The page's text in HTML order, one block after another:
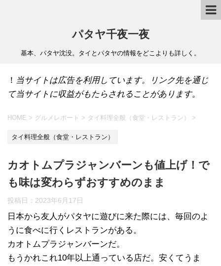
パタヤ千夜一夜
基本、パタヤ沈没。タイとパタヤの情報をどこよりも詳しく。
！ 当サイトは広告を利用しています。リンク先を通じ
て当サイトに収益がもたらされることがあります。
HOME > グルメレポート > タイ料理全般（食堂・レストラン） >
タイ料理全般（食堂・レストラン）
カオトムプラジャンバーンも値上げ！で
も味は変わらずおすすめのまま
投稿日： 2023年6月17日
日本から友人がパタヤに遊びに来た際には、毎回のよ
うに食べに行くレストランがある。
カオトムプラジャンバーンだ。
もうかれこれ10年以上通っている店だ。安くてうま